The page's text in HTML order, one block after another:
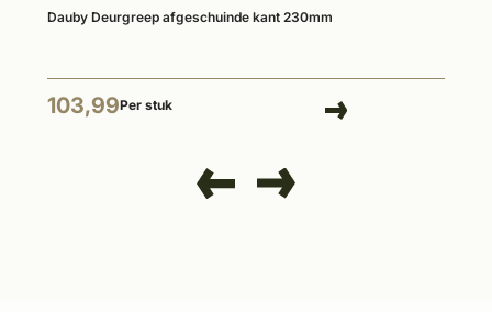
Dauby Deurgreep afgeschuinde kant 230mm
103,99Per stuk